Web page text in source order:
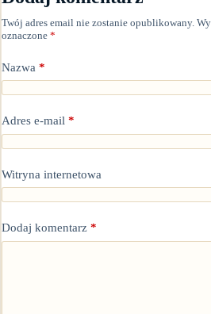
Twój adres email nie zostanie opublikowany.
oznaczone *
Nazwa *
Adres e-mail *
Witryna internetowa
Dodaj komentarz *